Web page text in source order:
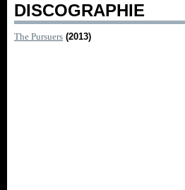
DISCOGRAPHIE
The Pursuers (2013)